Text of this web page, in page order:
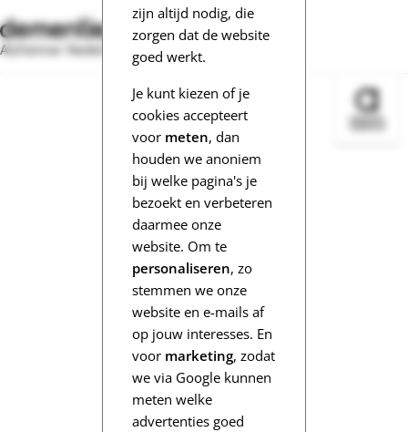
zijn altijd nodig, die
zorgen dat de website
goed werkt.
Je kunt kiezen of je
cookies accepteert
voor meten, dan
houden we anoniem
bij welke pagina's je
bezoekt en verbeteren
daarmee onze
website. Om te
personaliseren, zo
stemmen we onze
website en e-mails af
op jouw interesses. En
voor marketing, zodat
we via Google kunnen
meten welke
advertenties goed
Alzheimer Nederland